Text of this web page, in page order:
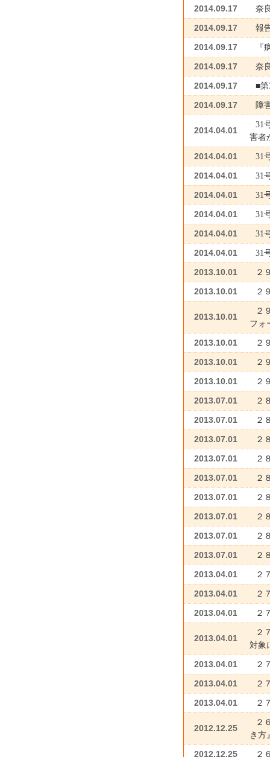
2014.09.17 奈
2014.09.17 報
2014.09.17
2014.09.17 奈
2014.09.17 ■
2014.09.17 障
2014.04.01
31
害者
2014.04.01 31
2014.04.01 31
2014.04.01 31
2014.04.01 31
2014.04.01 31
2014.04.01 31
2013.10.01 ２
2013.10.01 ２
2013.10.01
２
フォ
2013.10.01 ２
2013.10.01 ２
2013.10.01 ２
2013.07.01 ２
2013.07.01 ２
2013.07.01 ２
2013.07.01 ２
2013.07.01 ２
2013.07.01 ２
2013.07.01 ２
2013.07.01 ２
2013.07.01 ２
2013.04.01 ２
2013.04.01 ２
2013.04.01 ２
2013.04.01
２
対象
2013.04.01 ２
2013.04.01 ２
2013.04.01 ２
2012.12.25
２
き方
2012.12.25 ２